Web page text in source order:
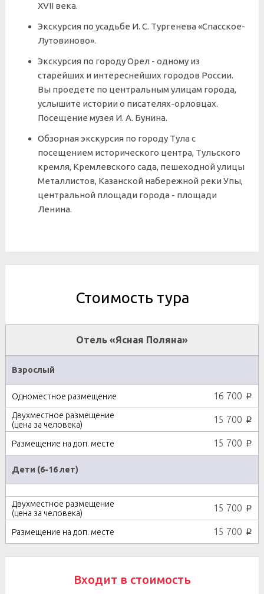
XVII века.
Экскурсия по усадьбе И. С. Тургенева «Спасское-
Лутовиново».
Экскурсия по городу Орел - одному из
старейших и интереснейших городов России.
Вы проедете по центральным улицам города,
услышите истории о писателях-орловцах.
Посещение музея И. А. Бунина.
Обзорная экскурсия по городу Тула с
посещением исторического центра, Тульского
кремля, Кремлевского сада, пешеходной улицы
Металлистов, Казанской набережной реки Упы,
центральной площади города - площади
Ленина.
Стоимость тура
Отель «Ясная Поляна»
Взрослый
16 700 p
15 700 p
15 700 p
Дети (6-16 лет)
15 700 p
15 700 p
Входит в стоимость